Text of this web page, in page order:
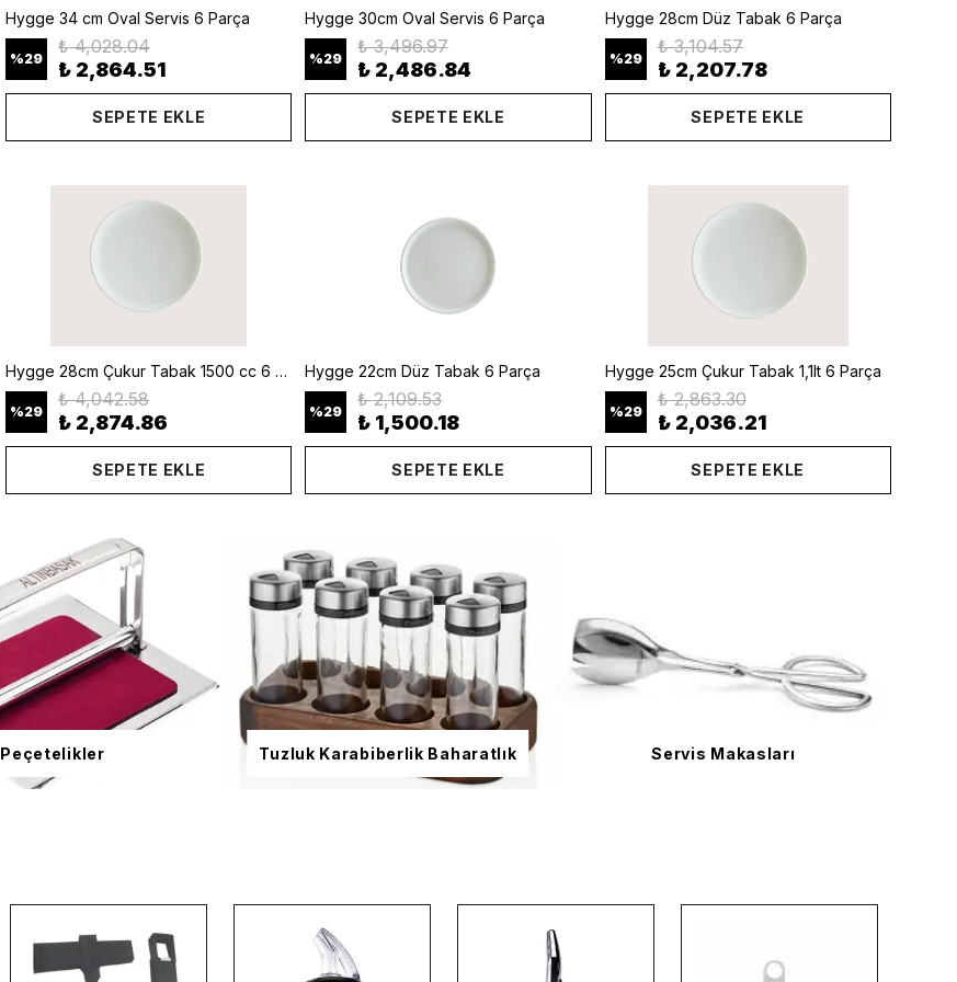
Hygge 34 cm Oval Servis 6 Parça
%29
₺ 4,028.04
₺ 2,864.51
SEPETE EKLE
Hygge 30cm Oval Servis 6 Parça
%29
₺ 3,496.97
₺ 2,486.84
SEPETE EKLE
Hygge 28cm Düz Tabak 6 Parça
%29
₺ 3,104.57
₺ 2,207.78
SEPETE EKLE
Hygge 28cm Çukur Tabak 1500 cc 6 Parça
%29
₺ 4,042.58
₺ 2,874.86
SEPETE EKLE
Hygge 22cm Düz Tabak 6 Parça
%29
₺ 2,109.53
₺ 1,500.18
SEPETE EKLE
Hygge 25cm Çukur Tabak 1,1lt 6 Parça
%29
₺ 2,863.30
₺ 2,036.21
SEPETE EKLE
Peçetelikler Tuzluk Karabiberlik Baharatlık Servis Makasları